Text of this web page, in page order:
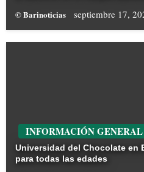
© Barinoticias septiembre 17,
INFORMACIÓN GENERAL
Universidad del Chocolate en
para todas las edades